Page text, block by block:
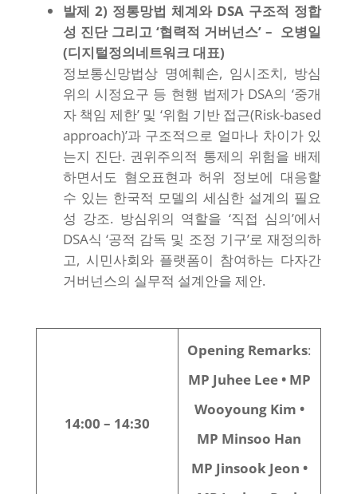
발제 2) 정통망법 체계와 DSA 구조적 정합
성 진단 그리고 ‘협력적 거버넌스’ – 오병일
(디지털정의네트워크 대표)
정보통신망법상 명예훼손, 임시조치, 방심
위의 시정요구 등 현행 법제가 DSA의 ‘중개
자 책임 제한’ 및 ‘위험 기반 접근(Risk-based
approach)’과 구조적으로 얼마나 차이가 있
는지 진단. 권위주의적 통제의 위험을 배제
하면서도 혐오표현과 허위 정보에 대응할
수 있는 한국적 모델의 세심한 설계의 필요
성 강조. 방심위의 역할을 ‘직접 심의’에서
DSA식 ‘공적 감독 및 조정 기구’로 재정의하
고, 시민사회와 플랫폼이 참여하는 다자간
거버넌스의 실무적 설계안을 제안.
14:00 – 14:30
Opening Remarks:
MP Juhee Lee • MP
Wooyoung Kim •
MP Minsoo Han
MP Jinsook Jeon •